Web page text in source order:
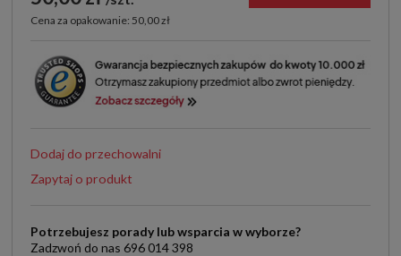
Cena za opakowanie: 50,00 zł
Dodaj do przechowalni
Zapytaj o produkt
Potrzebujesz porady lub wsparcia w wyborze?
Zadzwoń do nas 696 014 398